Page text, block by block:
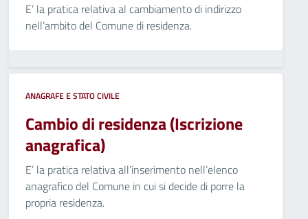
E’ la pratica relativa al cambiamento di indirizzo
nell’ambito del Comune di residenza.
ANAGRAFE E STATO CIVILE
Cambio di residenza (Iscrizione
anagrafica)
E’ la pratica relativa all’inserimento nell’elenco
anagrafico del Comune in cui si decide di porre la
propria residenza.